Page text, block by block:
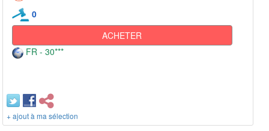
0
ACHETER
FR - 30***
+ ajout à ma sélection